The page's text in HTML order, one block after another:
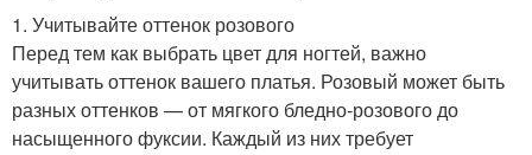
1. Учитывайте оттенок розового
Перед тем как выбрать цвет для ногтей, важно
учитывать оттенок вашего платья. Розовый может быть
разных оттенков — от мягкого бледно-розового до
насыщенного фуксии. Каждый из них требует